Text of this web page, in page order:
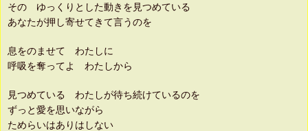
その ゆっくりとした動きを見つめている
あなたが押し寄せてきて言うのを
息をのませて わたしに
呼吸を奪ってよ わたしから
見つめている わたしが待ち続けているのを
ずっと愛を思いながら
ためらいはありはしない